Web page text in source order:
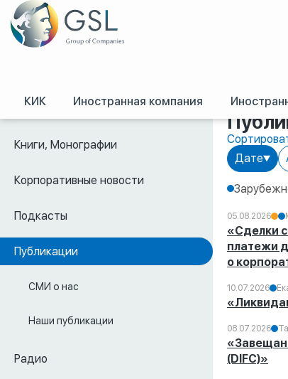
КИК Иностранная компания
Видео
Книги, Монографии
Корпоративные новости
Подкасты
Публикации
СМИ о нас
Наши публикации
Радио
Пресс-
Дате
05.08.2026
«Сделки
платежи
о
10.07.2026
08.07.2026
(DIFC)»